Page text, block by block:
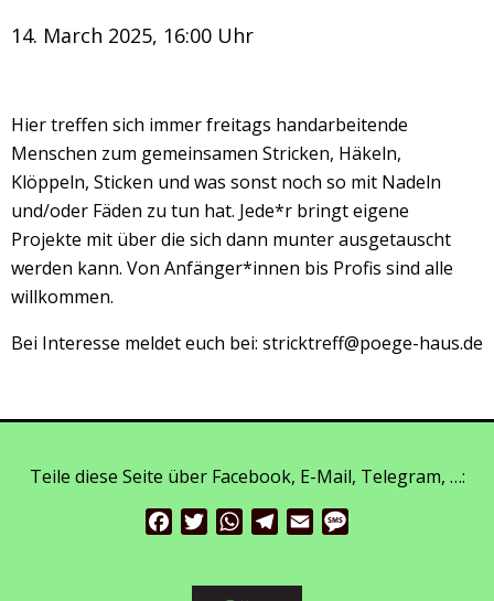
14. March 2025, 16:00 Uhr
Hier treffen sich immer freitags handarbeitende
Menschen zum gemeinsamen Stricken, Häkeln,
Klöppeln, Sticken und was sonst noch so mit Nadeln
und/oder Fäden zu tun hat. Jede*r bringt eigene
Projekte mit über die sich dann munter ausgetauscht
werden kann. Von Anfänger*innen bis Profis sind alle
willkommen.
Bei Interesse meldet euch bei: stricktreff@poege-haus.de
Teile diese Seite über Facebook, E-Mail, Telegram, …:
FacebookTwitterWhatsApp
Telegram
Email